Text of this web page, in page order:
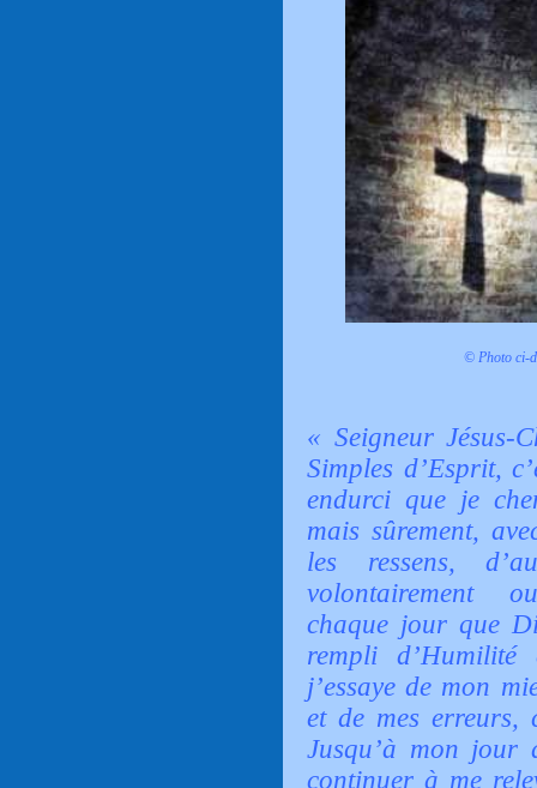
© Photo ci-
« Seigneur Jésus-
Simples d’Esprit,
endurci que je
mais sûrement,
les ressens,
volontairement
chaque jour que
rempli
j’essaye de mon
et de mes
Jusqu’à mon jour
continuer à me